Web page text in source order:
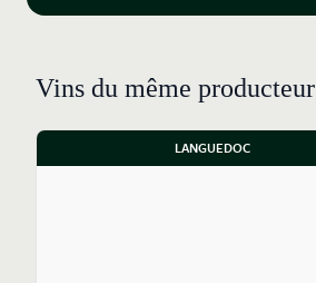
Vins du même producteur
LANGUEDOC